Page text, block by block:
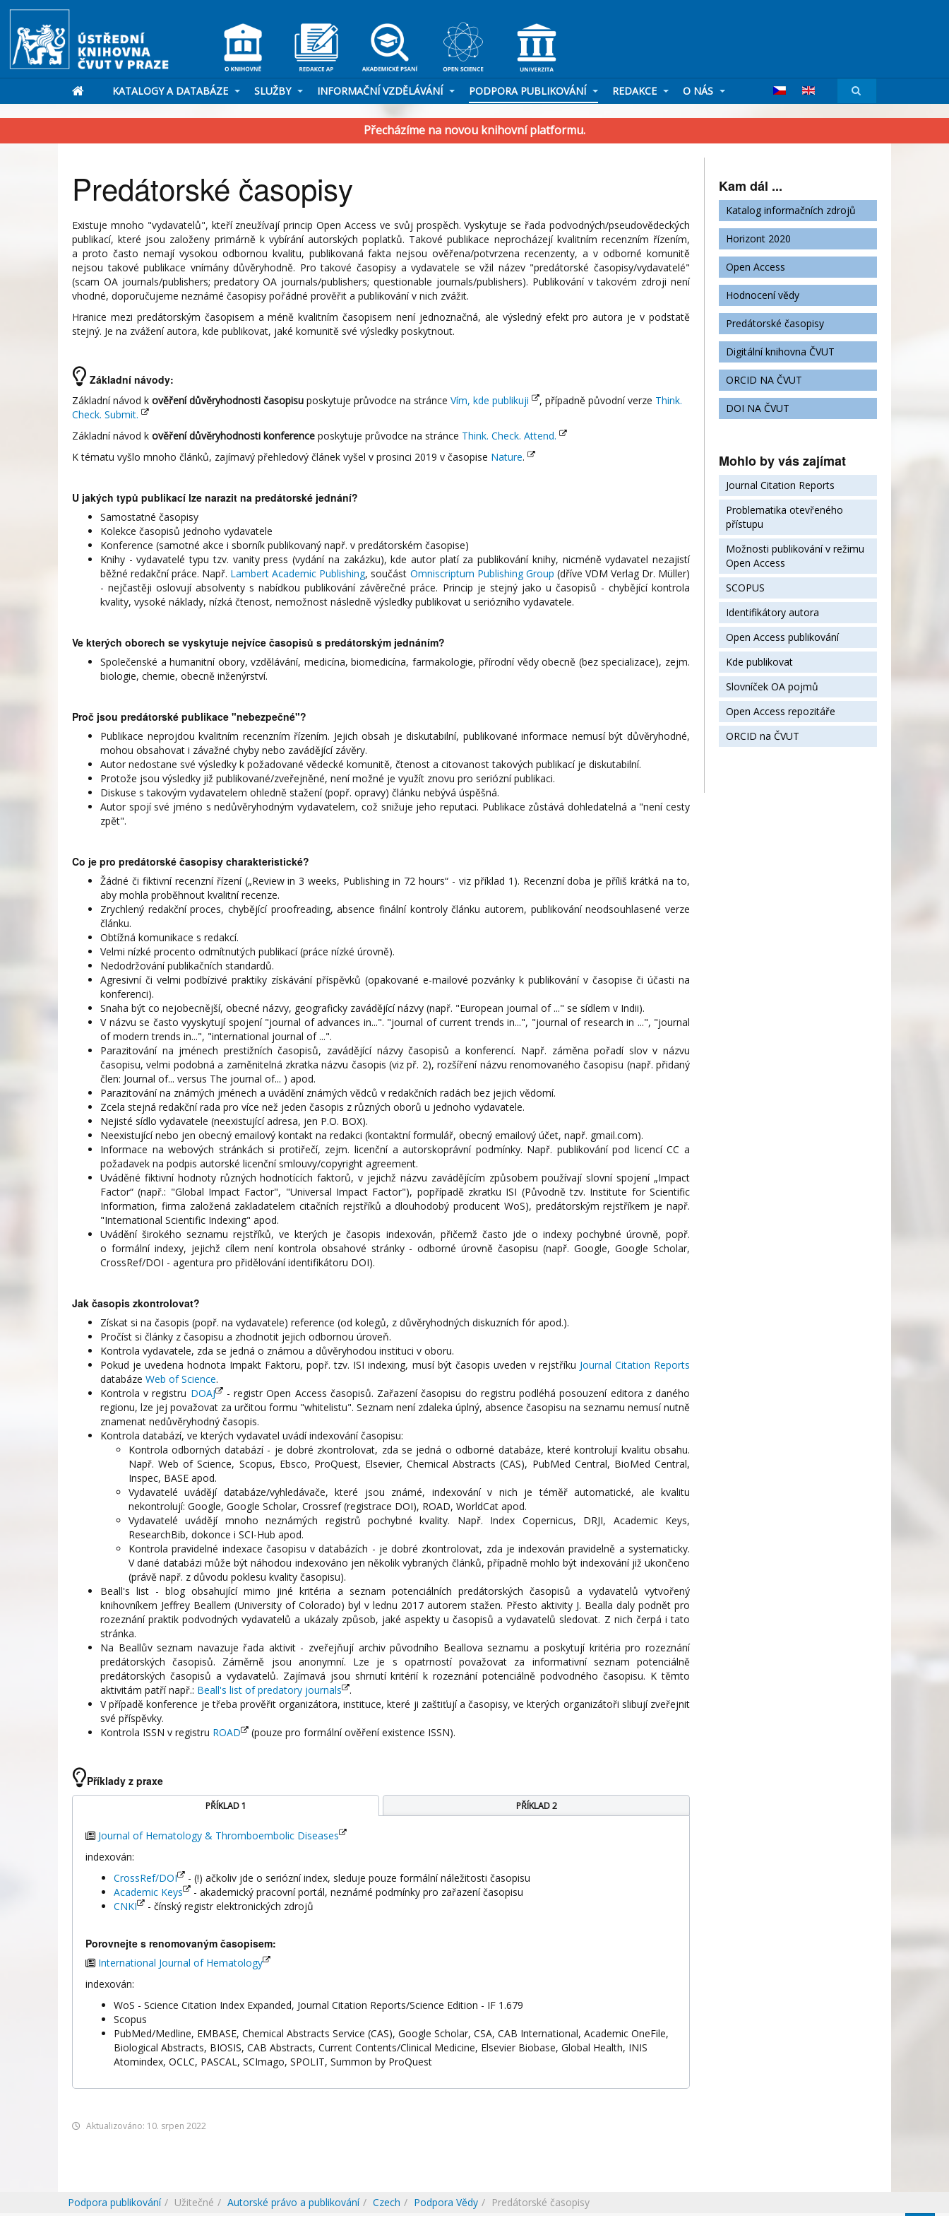
KATALOGY A DATABÁZE SLUŽBY INFORMAČNÍ VZDĚLÁVÁNÍ PODPORA PUBLIKOVÁNÍ REDAKCE O NÁS
Přecházíme na novou knihovní platformu.
Predátorské časopisy
Existuje mnoho "vydavatelů", kteří zneužívají princip Open Access ve svůj prospěch. Vyskytuje se řada podvodných/pseudovědeckých
publikací, které jsou založeny primárně k vybírání autorských poplatků. Takové publikace neprocházejí kvalitním recenzním řízením,
a proto často nemají vysokou odbornou kvalitu, publikovaná fakta nejsou ověřena/potvrzena recenzenty, a v odborné komunitě
nejsou takové publikace vnímány důvěryhodně. Pro takové časopisy a vydavatele se vžil název "predátorské časopisy/vydavatelé"
(scam OA journals/publishers; predatory OA journals/publishers; questionable journals/publishers). Publikování v takovém zdroji není
vhodné, doporučujeme neznámé časopisy pořádné prověřit a publikování v nich zvážit.
Hranice mezi predátorským časopisem a méně kvalitním časopisem není jednoznačná, ale výsledný efekt pro autora je v podstatě
stejný. Je na zvážení autora, kde publikovat, jaké komunitě své výsledky poskytnout.
Základní návody:
Základní návod k ověření důvěryhodnosti časopisu poskytuje průvodce na stránce Vím, kde publikuji , případně původní verze Think.
Check. Submit.
Základní návod k ověření důvěryhodnosti konference poskytuje průvodce na stránce Think. Check. Attend.
K tématu vyšlo mnoho článků, zajímavý přehledový článek vyšel v prosinci 2019 v časopise Nature.
U jakých typů publikací lze narazit na predátorské jednání?
Samostatné časopisy
Kolekce časopisů jednoho vydavatele
Konference (samotné akce i sborník publikovaný např. v predátorském časopise)
Knihy - vydavatelé typu tzv. vanity press (vydání na zakázku), kde autor platí za publikování knihy, nicméně vydavatel nezajistí
běžné redakční práce. Např. Lambert Academic Publishing, součást Omniscriptum Publishing Group (dříve VDM Verlag Dr. Müller)
- nejčastěji oslovují absolventy s nabídkou publikování závěrečné práce. Princip je stejný jako u časopisů - chybějící kontrola
kvality, vysoké náklady, nízká čtenost, nemožnost následně výsledky publikovat u seriózního vydavatele.
Ve kterých oborech se vyskytuje nejvíce časopisů s predátorským jednáním?
Společenské a humanitní obory, vzdělávání, medicína, biomedicína, farmakologie, přírodní vědy obecně (bez specializace), zejm.
biologie, chemie, obecně inženýrství.
Proč jsou predátorské publikace "nebezpečné"?
Publikace neprojdou kvalitním recenzním řízením. Jejich obsah je diskutabilní, publikované informace nemusí být důvěryhodné,
mohou obsahovat i závažné chyby nebo zavádějící závěry.
Autor nedostane své výsledky k požadované vědecké komunitě, čtenost a citovanost takových publikací je diskutabilní.
Protože jsou výsledky již publikované/zveřejněné, není možné je využít znovu pro seriózní publikaci.
Diskuse s takovým vydavatelem ohledně stažení (popř. opravy) článku nebývá úspěšná.
Autor spojí své jméno s nedůvěryhodným vydavatelem, což snižuje jeho reputaci. Publikace zůstává dohledatelná a "není cesty
zpět".
Co je pro predátorské časopisy charakteristické?
Žádné či fiktivní recenzní řízení („Review in 3 weeks, Publishing in 72 hours“ - viz příklad 1). Recenzní doba je příliš krátká na to,
aby mohla proběhnout kvalitní recenze.
Zrychlený redakční proces, chybějící proofreading, absence finální kontroly článku autorem, publikování neodsouhlasené verze
článku.
Obtížná komunikace s redakcí.
Velmi nízké procento odmítnutých publikací (práce nízké úrovně).
Nedodržování publikačních standardů.
Agresivní či velmi podbízivé praktiky získávání příspěvků (opakované e-mailové pozvánky k publikování v časopise či účasti na
konferenci).
Snaha být co nejobecnější, obecné názvy, geograficky zavádějící názvy (např. "European journal of ..." se sídlem v Indii).
V názvu se často vyyskytují spojení "journal of advances in...". "journal of current trends in...", "journal of research in ...", "journal
of modern trends in...", "international journal of ...".
Parazitování na jménech prestižních časopisů, zavádějící názvy časopisů a konferencí. Např. záměna pořadí slov v názvu
časopisu, velmi podobná a zaměnitelná zkratka názvu časopis (viz př. 2), rozšíření názvu renomovaného časopisu (např. přidaný
člen: Journal of... versus The journal of... ) apod.
Parazitování na známých jménech a uvádění známých vědců v redakčních radách bez jejich vědomí.
Zcela stejná redakční rada pro více než jeden časopis z různých oborů u jednoho vydavatele.
Nejisté sídlo vydavatele (neexistující adresa, jen P.O. BOX).
Neexistující nebo jen obecný emailový kontakt na redakci (kontaktní formulář, obecný emailový účet, např. gmail.com).
Informace na webových stránkách si protiřečí, zejm. licenční a autorskoprávní podmínky. Např. publikování pod licencí CC a
požadavek na podpis autorské licenční smlouvy/copyright agreement.
Uváděné fiktivní hodnoty různých hodnotících faktorů, v jejichž názvu zavádějícím způsobem používají slovní spojení „Impact
Factor“ (např.: "Global Impact Factor", "Universal Impact Factor"), popřípadě zkratku ISI (Původně tzv. Institute for Scientific
Information, firma založená zakladatelem citačních rejstříků a dlouhodobý producent WoS), predátorským rejstříkem je např.
"International Scientific Indexing" apod.
Uvádění širokého seznamu rejstříků, ve kterých je časopis indexován, přičemž často jde o indexy pochybné úrovně, popř.
o formální indexy, jejichž cílem není kontrola obsahové stránky - odborné úrovně časopisu (např. Google, Google Scholar,
CrossRef/DOI - agentura pro přidělování identifikátoru DOI).
Jak časopis zkontrolovat?
Získat si na časopis (popř. na vydavatele) reference (od kolegů, z důvěryhodných diskuzních fór apod.).
Pročíst si články z časopisu a zhodnotit jejich odbornou úroveň.
Kontrola vydavatele, zda se jedná o známou a důvěryhodou instituci v oboru.
Pokud je uvedena hodnota Impakt Faktoru, popř. tzv. ISI indexing, musí být časopis uveden v rejstříku Journal Citation Reports
databáze Web of Science.
Kontrola v registru DOAJ
- registr Open Access časopisů. Zařazení časopisu do registru podléhá posouzení editora z daného
regionu, lze jej považovat za určitou formu "whitelistu". Seznam není zdaleka úplný, absence časopisu na seznamu nemusí nutně
znamenat nedůvěryhodný časopis.
Kontrola databází, ve kterých vydavatel uvádí indexování časopisu:
Kontrola odborných databází - je dobré zkontrolovat, zda se jedná o odborné databáze, které kontrolují kvalitu obsahu.
Např. Web of Science, Scopus, Ebsco, ProQuest, Elsevier, Chemical Abstracts (CAS), PubMed Central, BioMed Central,
Inspec, BASE apod.
Vydavatelé uvádějí databáze/vyhledávače, které jsou známé, indexování v nich je téměř automatické, ale kvalitu
nekontrolují: Google, Google Scholar, Crossref (registrace DOI), ROAD, WorldCat apod.
Vydavatelé uvádějí mnoho neznámých registrů pochybné kvality. Např. Index Copernicus, DRJI, Academic Keys,
ResearchBib, dokonce i SCI-Hub apod.
Kontrola pravidelné indexace časopisu v databázích - je dobré zkontrolovat, zda je indexován pravidelně a systematicky.
V dané databázi může být náhodou indexováno jen několik vybraných článků, případně mohlo být indexování již ukončeno
(právě např. z důvodu poklesu kvality časopisu).
Beall's list - blog obsahující mimo jiné kritéria a seznam potenciálních predátorských časopisů a vydavatelů vytvořený
knihovníkem Jeffrey Beallem (University of Colorado) byl v lednu 2017 autorem stažen. Přesto aktivity J. Bealla daly podnět pro
rozeznání praktik podvodných vydavatelů a ukázaly způsob, jaké aspekty u časopisů a vydavatelů sledovat. Z nich čerpá i tato
stránka.
Na Beallův seznam navazuje řada aktivit - zveřejňují archiv původního Beallova seznamu a poskytují kritéria pro rozeznání
predátorských časopisů. Záměrně jsou anonymní. Lze je s opatrností považovat za informativní seznam potenciálně
predátorských časopisů a vydavatelů. Zajímavá jsou shrnutí kritérií k rozeznání potenciálně podvodného časopisu. K těmto
aktivitám patří např.: Beall's list of predatory journals
.
V případě konference je třeba prověřit organizátora, instituce, které ji zaštiťují a časopisy, ve kterých organizátoři slibují zveřejnit
své příspěvky.
Kontrola ISSN v registru ROAD (pouze pro formální ověření existence ISSN).
Příklady z praxe
PŘÍKLAD 1 PŘÍKLAD 2
Journal of Hematology & Thromboembolic Diseases
indexován:
CrossRef/DOI
- (!) ačkoliv jde o seriózní index, sleduje pouze formální náležitosti časopisu
Academic Keys
- akademický pracovní portál, neznámé podmínky pro zařazení časopisu
CNKI
- čínský registr elektronických zdrojů
Porovnejte s renomovaným časopisem:
International Journal of Hematology
indexován:
WoS - Science Citation Index Expanded, Journal Citation Reports/Science Edition - IF 1.679
Scopus
PubMed/Medline, EMBASE, Chemical Abstracts Service (CAS), Google Scholar, CSA, CAB International, Academic OneFile,
Biological Abstracts, BIOSIS, CAB Abstracts, Current Contents/Clinical Medicine, Elsevier Biobase, Global Health, INIS
Atomindex, OCLC, PASCAL, SCImago, SPOLIT, Summon by ProQuest
Aktualizováno: 10. srpen 2022
Kam dál ...
Katalog informačních zdrojů
Horizont 2020
Open Access
Hodnocení vědy
Predátorské časopisy
Digitální knihovna ČVUT
ORCID NA ČVUT
DOI NA ČVUT
Mohlo by vás zajímat
Journal Citation Reports
Problematika otevřeného
přístupu
Možnosti publikování v režimu
Open Access
SCOPUS
Identifikátory autora
Open Access publikování
Kde publikovat
Slovníček OA pojmů
Open Access repozitáře
ORCID na ČVUT
Podpora publikování Užitečné Autorské právo a publikování Czech Podpora Vědy Predátorské časopisy